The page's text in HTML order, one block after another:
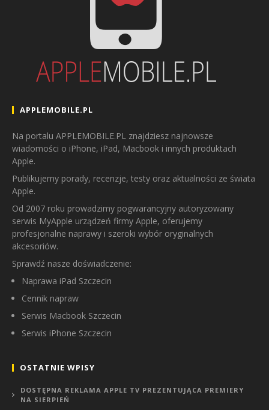
APPLEMOBILE.PL
Na portalu APPLEMOBILE.PL znajdziesz najnowsze
wiadomości o iPhone, iPad, Macbook i innych produktach
Apple.
Publikujemy porady, recenzje, testy oraz aktualności ze świata
Apple.
Od 2007 roku prowadzimy pogwarancyjny autoryzowany
serwis MyApple urządzeń firmy Apple, oferujemy
profesjonalne naprawy i szeroki wybór oryginalnych
akcesoriów.
Sprawdź nasze doświadczenie:
Naprawa iPad Szczecin
Cennik napraw
Serwis Macbook Szczecin
Serwis iPhone Szczecin
OSTATNIE WPISY
DOSTĘPNA REKLAMA APPLE TV PREZENTUJĄCA PREMIERY
NA SIERPIEŃ